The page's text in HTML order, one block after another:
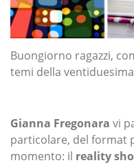
Buongiorno ragazzi,
temi della
Gianna Fregonara vi
particolare, del format
momento: il reality